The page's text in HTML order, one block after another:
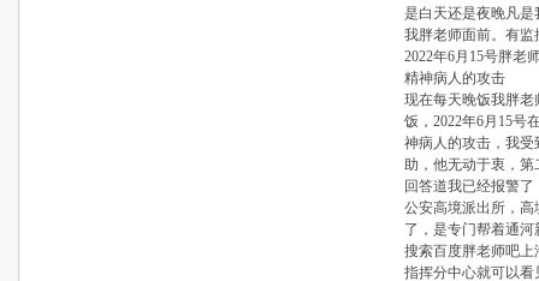
是白天还是夜晚凡
我胖老师面前。有
2022年6月15号胖老
精神病人的攻击
现在每天晚饭我胖老
饭，2022年6月15号
神病人的攻击，我
助，他无动于衷，
回答道我已经报警
公安高境派出所，
了，是专门帮着通
搜索百度胖老师吧
指挥分中心就可以